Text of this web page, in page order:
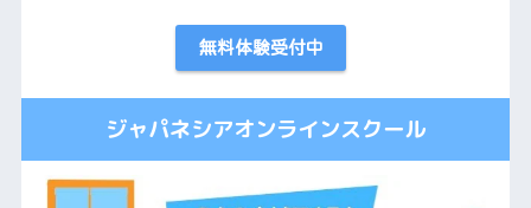
無料体験受付中
ジャパネシアオンラインスクール